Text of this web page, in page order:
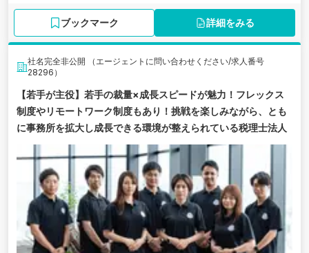
ブックマーク 詳細をみる
社名完全非公開 （エージェントに問い合わせください/求人番号
28296）
【若手が主役】若手の裁量×成長スピードが魅力！フレックス
制度やリモートワーク制度もあり！挑戦を楽しみながら、とも
に事務所を拡大し成長できる環境が整えられている税理士法人